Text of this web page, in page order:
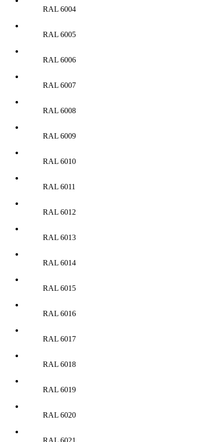
RAL 6004
RAL 6005
RAL 6006
RAL 6007
RAL 6008
RAL 6009
RAL 6010
RAL 6011
RAL 6012
RAL 6013
RAL 6014
RAL 6015
RAL 6016
RAL 6017
RAL 6018
RAL 6019
RAL 6020
RAL 6021